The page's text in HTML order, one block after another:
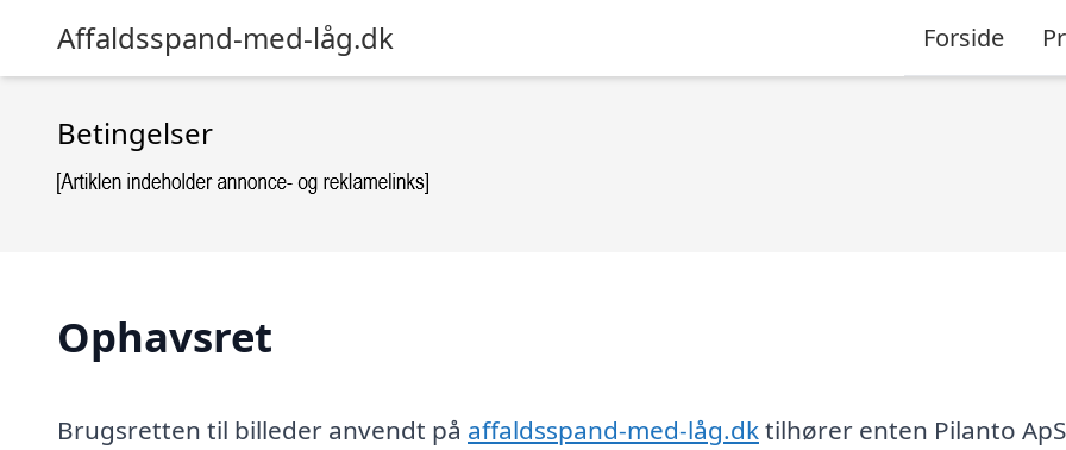
Affaldsspand-med-låg.dk Forside
Betingelser
Ophavsret
Brugsretten til billeder anvendt på affaldsspand-med-låg.dktilhører enten Pilanto